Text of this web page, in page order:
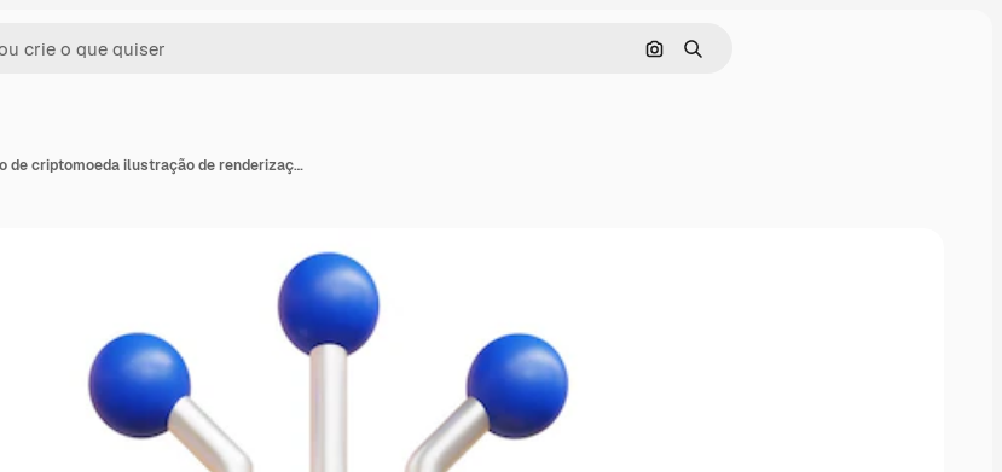
Pesquisar por imagem
Buscar
PSD 3D Bitcoin tecnologia conceito de criptomoeda ilustração de renderização 3d de alta qualidade